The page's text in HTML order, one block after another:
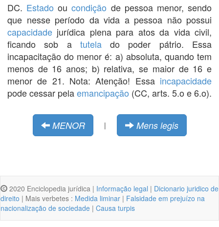
DC. Estado oucondição de pessoa menor, sendo
que nesse período da vida a pessoa não possui
capacidade jurídica plena para atos da vida civil,
ficando sob a tutelado poder pátrio. Essa
incapacitação do menor é: a) absoluta, quando tem
menos de 16 anos; b) relativa, se maior de 16 e
menor de 21. Nota: Atenção! Essa incapacidade
pode cessar pelaemancipação (CC, arts. 5.o e 6.o).
MENOR | Mens legis
2020 Enciclopedia jurídica | Informação legal | Dicionario juridico de
direito | Mais verbetes : Medida liminar | Falsidade em prejuízo na
nacionalização de sociedade | Causa turpis